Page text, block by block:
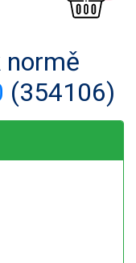
(354106)